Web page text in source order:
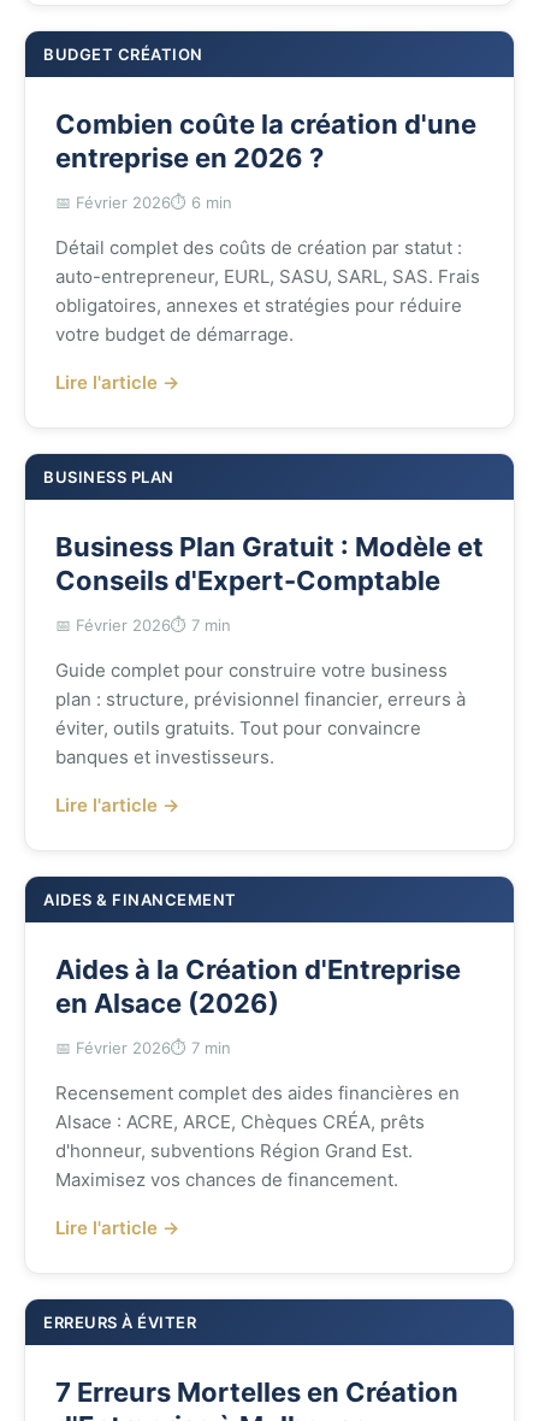
BUDGET CRÉATION
Combien coûte la création d'une
entreprise en 2026 ?
📅 Février 2026⏱️ 6 min
Détail complet des coûts de création par statut :
auto-entrepreneur, EURL, SASU, SARL, SAS. Frais
obligatoires, annexes et stratégies pour réduire
votre budget de démarrage.
Lire l'article →
BUSINESS PLAN
Business Plan Gratuit : Modèle et
Conseils d'Expert-Comptable
📅 Février 2026⏱️ 7 min
Guide complet pour construire votre business
plan : structure, prévisionnel financier, erreurs à
éviter, outils gratuits. Tout pour convaincre
banques et investisseurs.
Lire l'article →
AIDES & FINANCEMENT
Aides à la Création d'Entreprise
en Alsace (2026)
📅 Février 2026⏱️ 7 min
Recensement complet des aides financières en
Alsace : ACRE, ARCE, Chèques CRÉA, prêts
d'honneur, subventions Région Grand Est.
Maximisez vos chances de financement.
Lire l'article →
ERREURS À ÉVITER
7 Erreurs Mortelles en Création